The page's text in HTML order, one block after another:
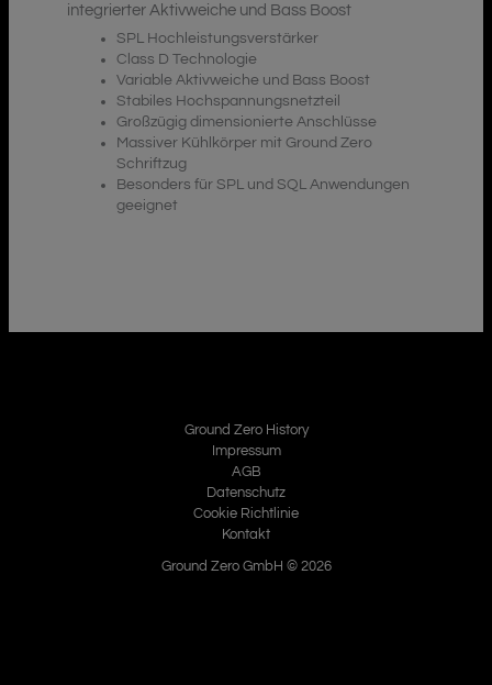
integrierter Aktivweiche und Bass Boost
SPL Hochleistungsverstärker
Class D Technologie
Variable Aktivweiche und Bass Boost
Stabiles Hochspannungsnetzteil
Großzügig dimensionierte Anschlüsse
Massiver Kühlkörper mit Ground Zero
Schriftzug
Besonders für SPL und SQL Anwendungen
geeignet
Ground Zero History
Impressum
AGB
Datenschutz
Cookie Richtlinie
Kontakt
Ground Zero GmbH © 2026